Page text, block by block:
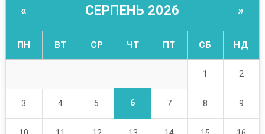
« СЕРПЕНЬ 2026 »
ПН ВТ СР ЧТ ПТ СБ НД
1 2
3 4 5 6 7 8 9